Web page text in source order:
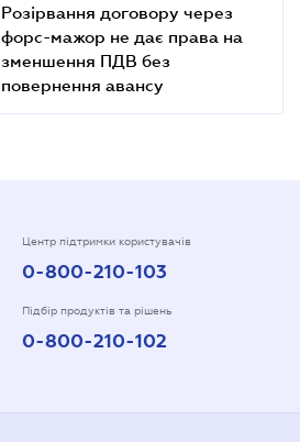
Розірвання договору через
форс-мажор не дає права на
зменшення ПДВ без
повернення авансу
Центр підтримки користувачів
0-800-210-103
Підбір продуктів та рішень
0-800-210-102